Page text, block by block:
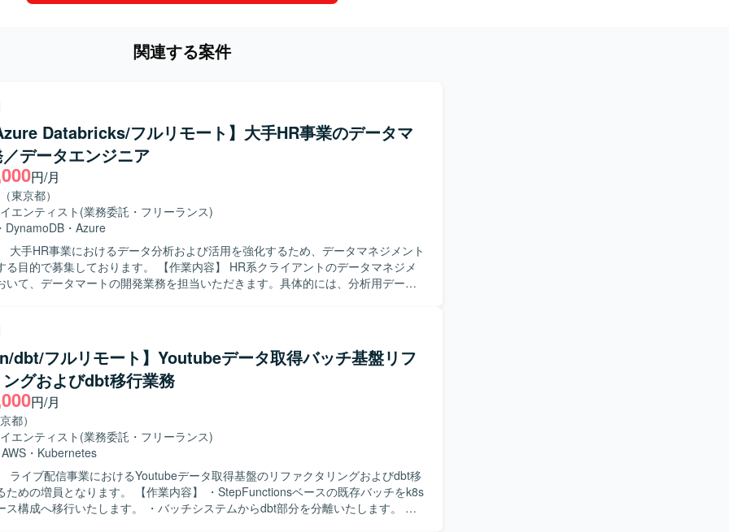
関連する案件
Databricks/フルリモート】大手HR事業のデータマ
データエンジニア
円/月
東京都）
エンティスト (業務委託・フリーランス)
・ DynamoDB ・ Azure
大手HR事業におけるデータ分析および活用を強化するため、データマネジメント
おります。 【作業内容】 HR系クライアントのデータマネジメ
いて、データマートの開発業務を担当いただきます。具体的には、分析用データ
ただきつつ、データ要件の定義や必要に応じた調査業務も一部お任せいたしま
推進できる方を求めております。また、周囲と適切にコミュニケーションをとり
課題を整理し、解決に導くスタンスをお持ちの方が望ましいです。 【ポジショ
手HR事業のデータ分析・活用プロジェクトに参画し、クラウドDWHや最新のデ
を用いたデータマート開発に携わることができます。多様なデータソースを扱う
データのハンドリングやワークフロー構築を通じて、データエンジニアとしての
きるポジションです。 【開発環境】 インフラはAzureをメインに、
Cloudを利用しております。データベースとしてAzure Databricks、Amazon
を使用し、ワークフローにはAirflowおよびdbtを採用しております。コミュ
にはOutlook、Teams、Slack、Backlogを利用しております。
dbt/フルリモート】Youtubeデータ取得バッチ基盤リフ
ングおよびdbt移行業務
円/月
都）
エンティスト (業務委託・フリーランス)
AWS ・ Kubernetes
ライブ配信事業におけるYoutubeデータ取得基盤のリファクタリングおよびdbt移
す。 【作業内容】 ・StepFunctionsベースの既存バッチをk8s
ス構成へ移行いたします。 ・バッチシステムからdbt部分を分離いたします。 ・